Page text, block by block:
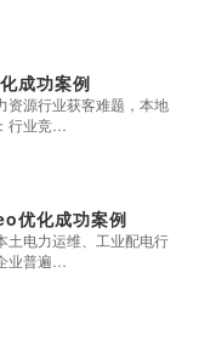
成功案例
资源行业获客难题，本地
行业竞…
优化成功案例
土电力运维、工业配电行
业普遍…